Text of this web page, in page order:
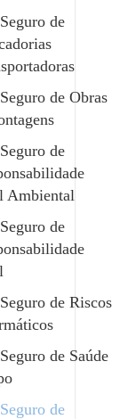
Seguro de
Seguro de Obras
Seguro de
Ambiental
Seguro de
Seguro de Riscos
Seguro de Saúde
Seguro de
transtornos
de risco;